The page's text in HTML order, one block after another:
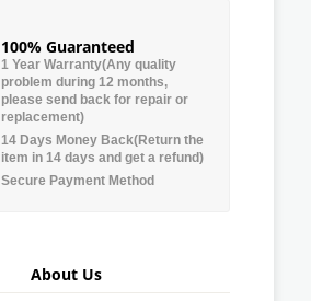
100% Guaranteed
1 Year Warranty(Any quality
problem during 12 months,
please send back for repair or
replacement)
14 Days Money Back(Return the
item in 14 days and get a refund)
Secure Payment Method
About Us